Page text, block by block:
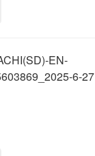
EN-
6-27